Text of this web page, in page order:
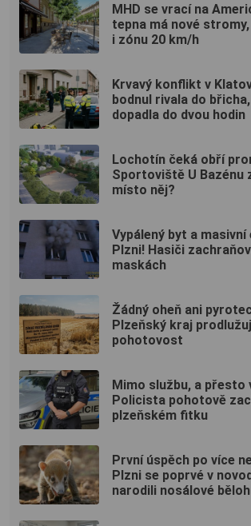
MHD se vrací na
tepna má nové
i zónu 20 km/h
Krvavý konflikt v
bodnul rivala do
dopadla do dvou hodin
Lochotín čeká obří
Sportoviště U Bazénu
místo něj?
Vypálený byt a masivní
Plzni! Hasiči
maskách
Žádný oheň ani
Plzeňský kraj
pohotovost
Mimo službu, a přesto
Policista pohotově
plzeňském fitku
První úspěch po více
Plzni se poprvé v
narodili nosálové